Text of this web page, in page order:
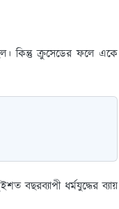
কিন্তু ক্রুসেডের ফলে একে
বছরব্যাপী ধর্মযুদ্ধের ব্যায়